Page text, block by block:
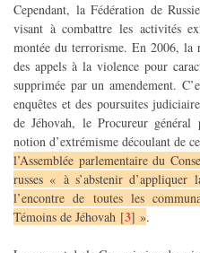
Cependant, la Fédération de
visant à combattre les activités
montée du terrorisme. En 2006, la
des appels à la violence pour
supprimée par un amendement.
enquêtes et des poursuites
de Jéhovah, le Procureur
notion d’extrémisme découlant de
l’Assemblée parlementaire du
russes « à s’abstenir
l’encontre de toutes les
Témoins de Jéhovah [3] ».